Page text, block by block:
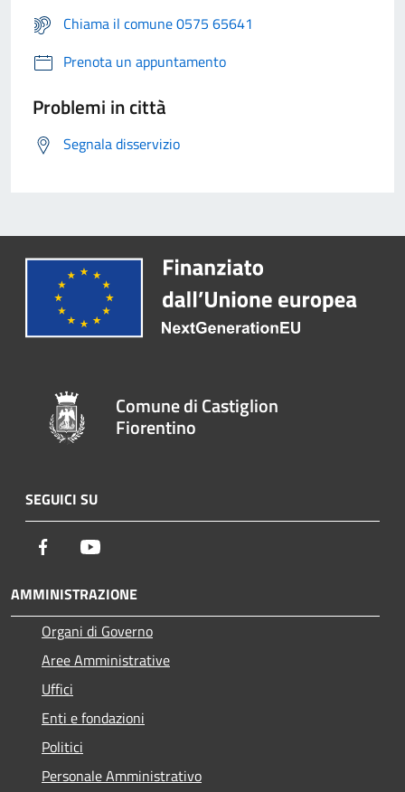
Chiama il comune 0575 65641
Prenota un appuntamento
Problemi in città
Segnala disservizio
Comune di Castiglion
Fiorentino
SEGUICI SU
Facebook
AMMINISTRAZIONE
Organi di Governo
Aree Amministrative
Uffici
Enti e fondazioni
Politici
Personale Amministrativo